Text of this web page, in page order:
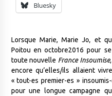
Bluesky
Lorsque Marie, Marie Jo, et
Poitou en octobre2016 pour
toute nouvelle France Insoumise
encore qu’elles/ils allaient
« tout-es premier-es »
pour une longue campagne